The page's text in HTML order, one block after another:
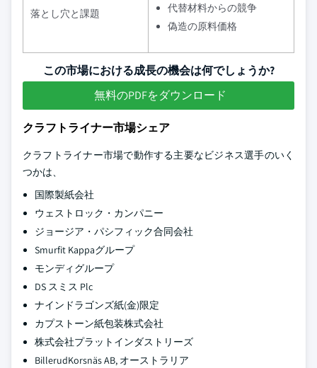
落とし穴と課題
代替材料からの競争
偽造の原料価格
この市場における成長の機会は何でしょうか?
無料のPDFをダウンロード
クラフトライナー市場シェア
クラフトライナー市場で動作する主要なビジネス選手のいく
つかは、
国際製紙会社
ウェストロック・カンパニー
ジョージア・パシフィック合同会社
Smurfit Kappaグループ
モンディグループ
DS スミス Plc
ナインドラゴンズ紙(金)限定
カプストーン紙包装株式会社
株式会社プラットインダストリーズ
BillerudKorsnäs AB, オーストラリア